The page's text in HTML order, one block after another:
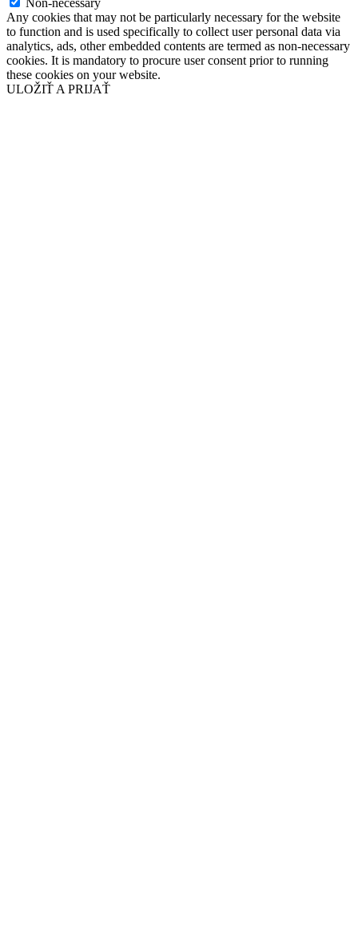
Any cookies that may not be particularly necessary for the website
to function and is used specifically to collect user personal data via
analytics, ads, other embedded contents are termed as non-necessary
cookies. It is mandatory to procure user consent prior to running
these cookies on your website.
ULOŽIŤ A PRIJAŤ